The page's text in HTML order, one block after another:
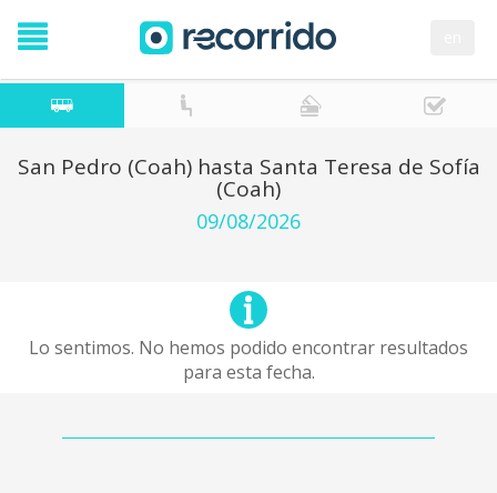
San Pedro (Coah) hasta Santa Teresa de Sofía
(Coah)
09/08/2026
Lo sentimos. No hemos podido encontrar resultados
para esta fecha.